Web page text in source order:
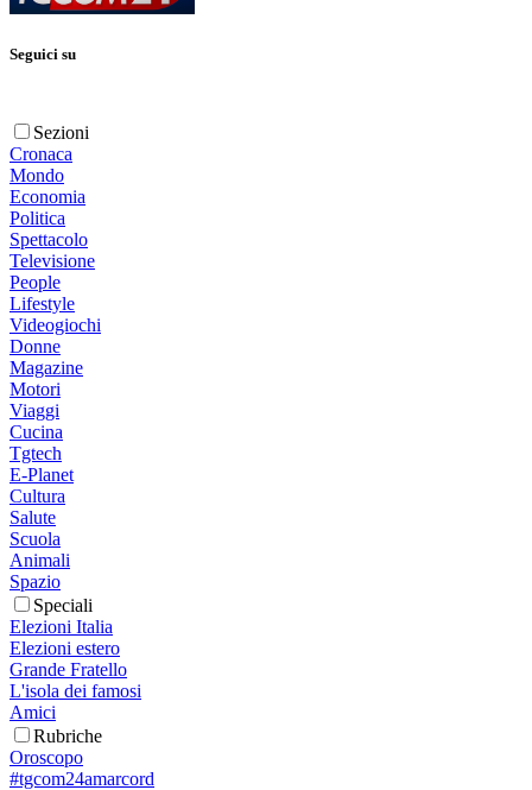
Seguici su
Sezioni
Cronaca
Mondo
Economia
Politica
Spettacolo
Televisione
People
Lifestyle
Videogiochi
Donne
Magazine
Motori
Viaggi
Cucina
Tgtech
E-Planet
Cultura
Salute
Scuola
Animali
Spazio
Speciali
Elezioni Italia
Elezioni estero
Grande Fratello
L'isola dei famosi
Amici
Rubriche
Oroscopo
#tgcom24amarcord